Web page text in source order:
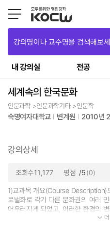
강의명이나 교수명을 검색해보
내 강의실 전공
세계속의 한국문화
인문과학 >인문과학기타 >인문학
숙명여자대학교 변계원 2010년
강의상세
조회수11,177 평점 /5(0)
1)교과목 개요(Course Description)
로벌화로 각기 다른 문화권의 여러
어우러지게 되었고, 이러한 환경의
되었다. 이러한 시기에 한국의 전통